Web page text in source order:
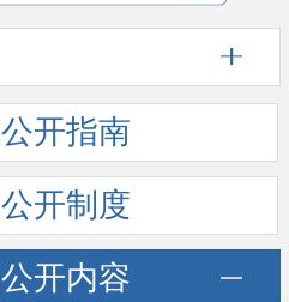
公开指南
公开制度
公开内容